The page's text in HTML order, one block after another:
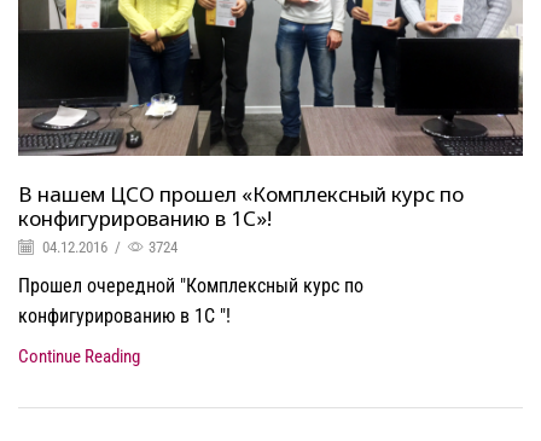
В нашем ЦСО прошел «Комплексный курс по
конфигурированию в 1С»!
04.12.2016 / 3724
Прошел очередной "Комплексный курс по
конфигурированию в 1С "!
Continue Reading